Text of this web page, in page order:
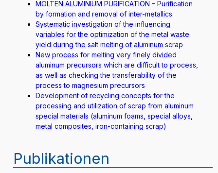
MOLTEN ALUMINIUM PURIFICATION – Purification
by formation and removal of inter-metallics
Systematic investigation of the influencing
variables for the optimization of the metal waste
yield during the salt melting of aluminum scrap
New process for melting very finely divided
aluminum precursors which are difficult to process,
as well as checking the transferability of the
process to magnesium precursors
Development of recycling concepts for the
processing and utilization of scrap from aluminum
special materials (aluminum foams, special alloys,
metal composites, iron-containing scrap)
Publikationen